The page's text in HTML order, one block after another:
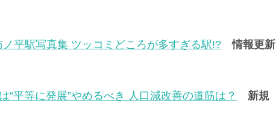
ノ平駅写真集 ツッコミどころが多すぎる駅!?
情報更新
“平等に発展”やめるべき 人口減改善の道筋は？
新規